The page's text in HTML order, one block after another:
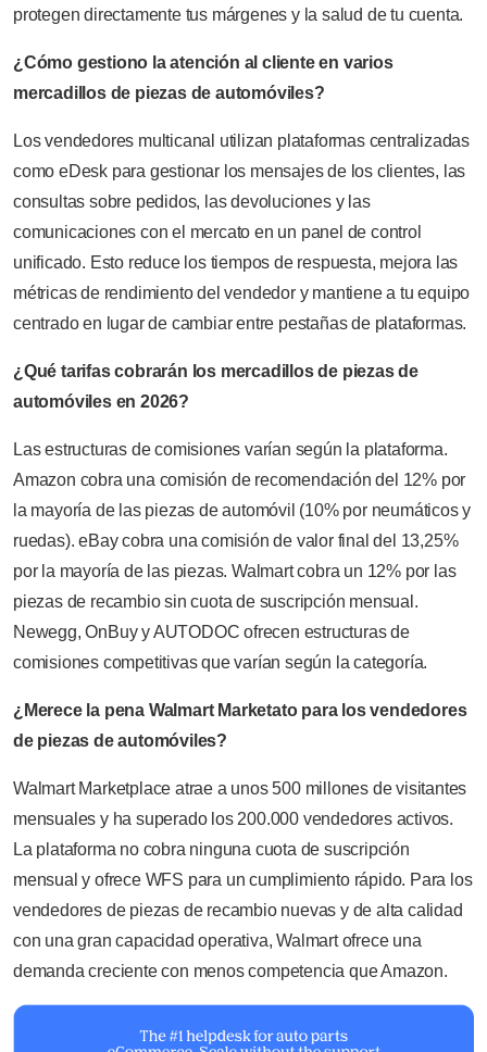
protegen directamente tus márgenes y la salud de tu cuenta.
¿Cómo gestiono la atención al cliente en varios
mercadillos de piezas de automóviles?
Los vendedores multicanal utilizan plataformas centralizadas
como eDesk para gestionar los mensajes de los clientes, las
consultas sobre pedidos, las devoluciones y las
comunicaciones con el mercato en un panel de control
unificado. Esto reduce los tiempos de respuesta, mejora las
métricas de rendimiento del vendedor y mantiene a tu equipo
centrado en lugar de cambiar entre pestañas de plataformas.
¿Qué tarifas cobrarán los mercadillos de piezas de
automóviles en 2026?
Las estructuras de comisiones varían según la plataforma.
Amazon cobra una comisión de recomendación del 12% por
la mayoría de las piezas de automóvil (10% por neumáticos y
ruedas). eBay cobra una comisión de valor final del 13,25%
por la mayoría de las piezas. Walmart cobra un 12% por las
piezas de recambio sin cuota de suscripción mensual.
Newegg, OnBuy y AUTODOC ofrecen estructuras de
comisiones competitivas que varían según la categoría.
¿Merece la pena Walmart Marketato para los vendedores
de piezas de automóviles?
Walmart Marketplace atrae a unos 500 millones de visitantes
mensuales y ha superado los 200.000 vendedores activos.
La plataforma no cobra ninguna cuota de suscripción
mensual y ofrece WFS para un cumplimiento rápido. Para los
vendedores de piezas de recambio nuevas y de alta calidad
con una gran capacidad operativa, Walmart ofrece una
demanda creciente con menos competencia que Amazon.